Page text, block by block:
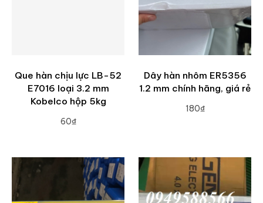
Que hàn chịu lực LB-52
E7016 loại 3.2 mm
Kobelco hộp 5kg
60₫
Dây hàn nhôm ER5356
1.2 mm chính hãng, giá rẻ
180₫